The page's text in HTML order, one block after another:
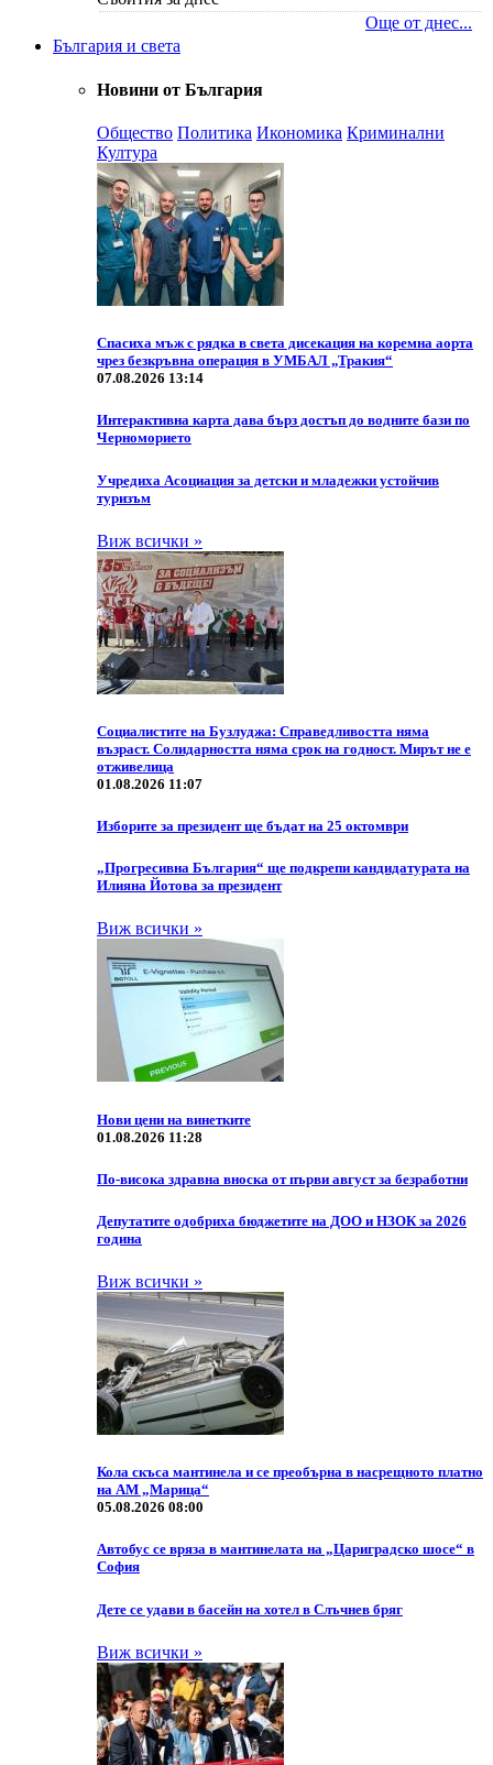
Още от днес...
България и света
Новини от България
Общество Политика Икономика Криминални
Култура
Спасиха мъж с рядка в света дисекация на коремна аорта
чрез безкръвна операция в УМБАЛ „Тракия“
07.08.2026 13:14
Интерактивна карта дава бърз достъп до водните бази по
Черноморието
Учредиха Асоциация за детски и младежки устойчив
туризъм
Виж всички »
Социалистите на Бузлуджа: Справедливостта няма
възраст. Солидарността няма срок на годност. Мирът не е
отживелица
01.08.2026 11:07
Изборите за президент ще бъдат на 25 октомври
„Прогресивна България“ ще подкрепи кандидатурата на
Илияна Йотова за президент
Виж всички »
Нови цени на винетките
01.08.2026 11:28
По-висока здравна вноска от първи август за безработни
Депутатите одобриха бюджетите на ДОО и НЗОК за 2026
година
Виж всички »
Кола скъса мантинела и се преобърна в насрещното платно
на АМ „Марица“
05.08.2026 08:00
Автобус се вряза в мантинелата на „Цариградско шосе“ в
София
Дете се удави в басейн на хотел в Слъчнев бряг
Виж всички »